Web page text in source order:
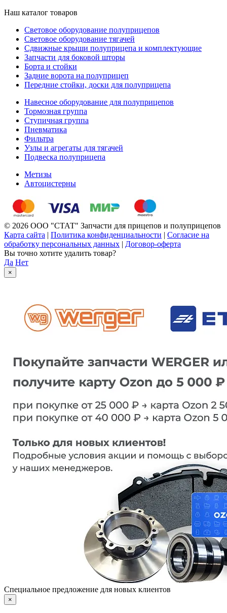
Наш каталог товаров
Световое оборудование полуприцепов
Световое оборудование тягачей
Сдвижные крыши полуприцепа и комплектующие
Запчасти для боковой шторы
Борта и стойки
Задние ворота на полуприцеп
Передние стойки, доски для полуприцепа
Навесное оборудование для полуприцепов
Тормозная группа
Ступичная группа
Пневматика
Фильтра
Узлы и агрегаты для тягачей
Подвеска полуприцепа
Метизы
Автоцистерны
© 2026 ООО "СТАТ" Запчасти для прицепов и полуприцепов
Карта сайта | Политика конфиденциальности | Согласие на
обработку персональных данных | Договор-оферта
Вы точно хотите удалить товар?
Да Нет
×
Специальное предложение для новых клиентов
×